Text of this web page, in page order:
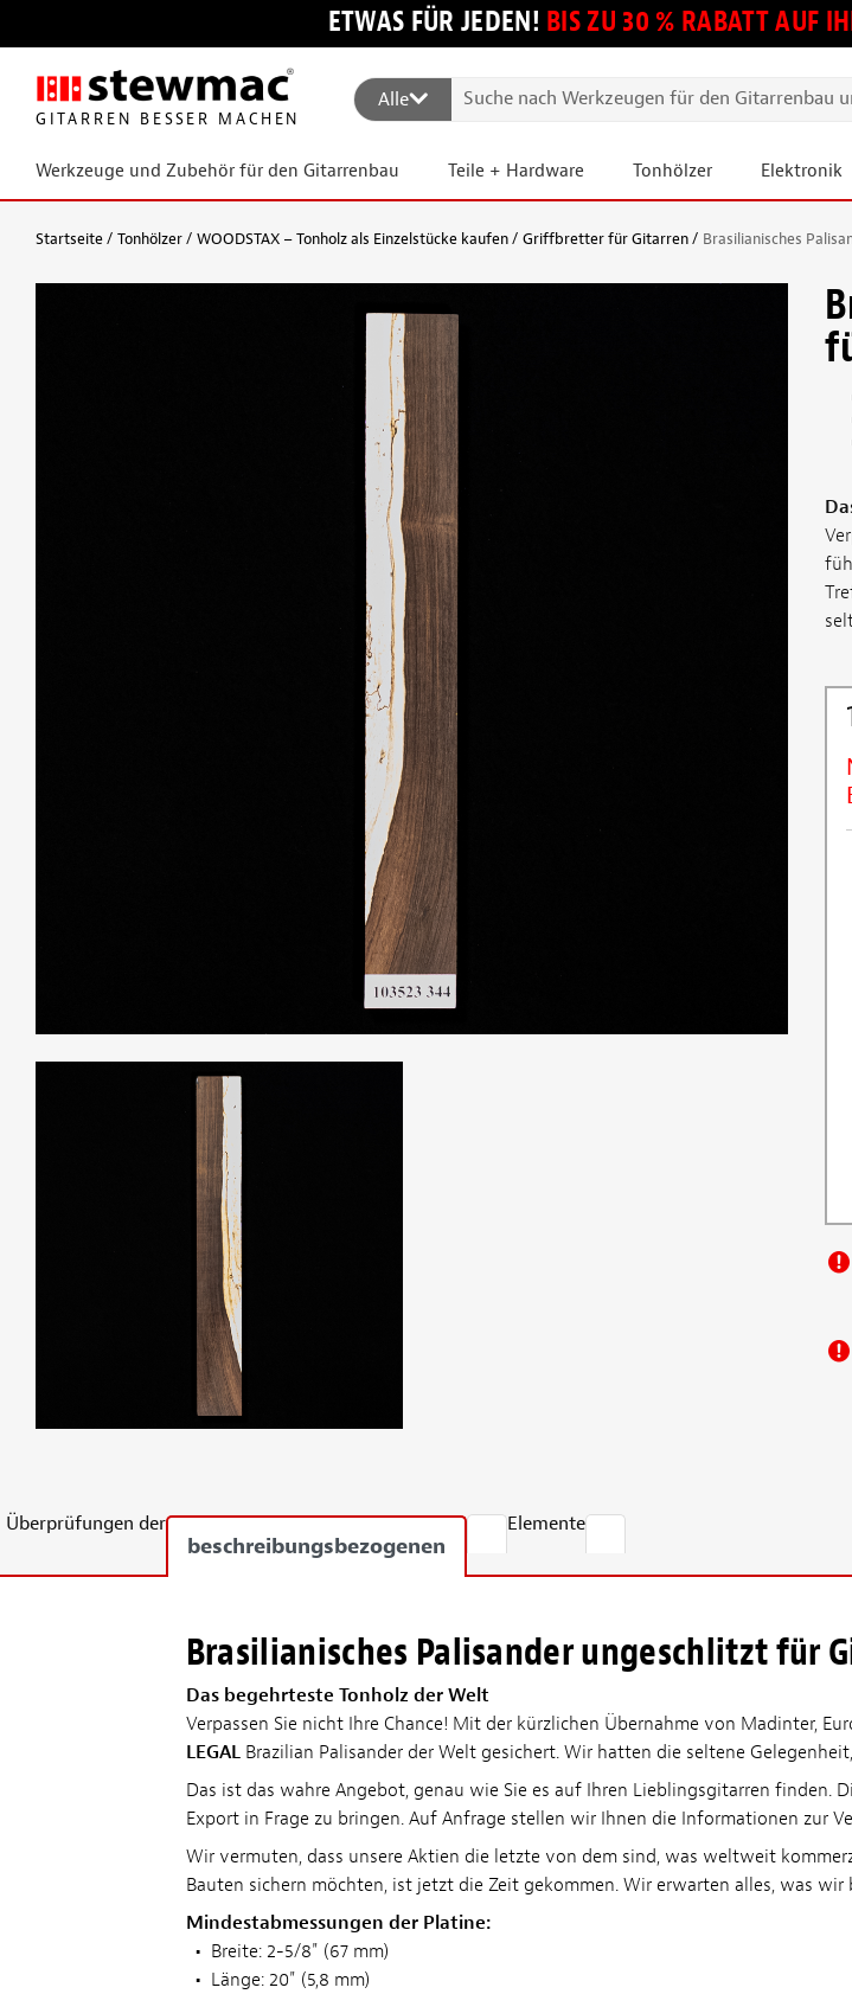
ETWAS FÜR JEDEN! BIS ZU 30 % RABATT AUF
GITARREN BESSER MACHEN
Alle
Werkzeuge und Zubehör für den Gitarrenbau Teile + Hardware Tonhölzer Elektronik
Startseite Tonhölzer WOODSTAX – Tonholz als Einzelstücke kaufen Griffbretter für Gitarren Brasilianisches
Überprüfungen der
beschreibungsbezogenen
Elemente
Brasilianisches Palisander ungeschlitzt für
Das begehrteste Tonholz der Welt
Verpassen Sie nicht Ihre Chance! Mit der kürzlichen Übernahme von Madinter,
LEGALBrazilian Palisander der Welt gesichert. Wir hatten die seltene
Das ist das wahre Angebot, genau wie Sie es auf Ihren Lieblingsgitarren finden.
Export in Frage zu bringen. Auf Anfrage stellen wir Ihnen die Informationen zur
Wir vermuten, dass unsere Aktien die letzte von dem sind, was weltweit
Bauten sichern möchten, ist jetzt die Zeit gekommen. Wir erwarten alles, was
Mindestabmessungen der Platine:
• Breite: 2-5/8" (67 mm)
• Länge: 20" (5,8 mm)